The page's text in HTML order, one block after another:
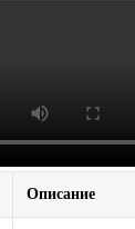
Описание